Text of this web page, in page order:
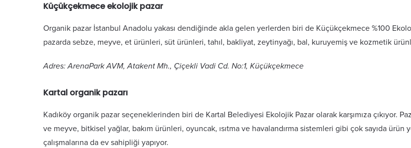
Küçükçekmece ekolojik pazar
Organik pazar İstanbul Anadolu yakası dendiğinde akla gelen yerlerden biri de Küçükçekmece %100
pazarda sebze, meyve, et ürünleri, süt ürünleri, tahıl, bakliyat, zeytinyağı, bal, kuruyemiş ve kozmetik
Adres: ArenaPark AVM, Atakent Mh., Çiçekli Vadi Cd. No:1, Küçükçekmece
Kartal organik pazarı
Kadıköy organik pazar seçeneklerinden biri de Kartal Belediyesi Ekolojik Pazar olarak karşımıza çıkıyor.
ve meyve, bitkisel yağlar, bakım ürünleri, oyuncak, ısıtma ve havalandırma sistemleri gibi çok sayıda
çalışmalarına da ev sahipliği yapıyor.